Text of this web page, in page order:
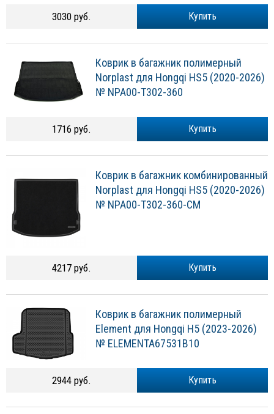
Купить
3030 руб.
Коврик в багажник полимерный
Norplast для Hongqi HS5 (2020-2026)
№ NPA00-T302-360
Купить
1716 руб.
Коврик в багажник комбинированный
Norplast для Hongqi HS5 (2020-2026)
№ NPA00-T302-360-CM
Купить
4217 руб.
Коврик в багажник полимерный
Element для Hongqi H5 (2023-2026)
№ ELEMENTA67531B10
Купить
2944 руб.